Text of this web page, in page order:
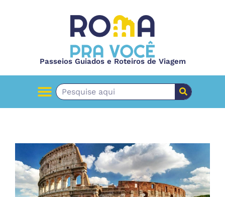
Passeios Guiados e Roteiros de Viagem